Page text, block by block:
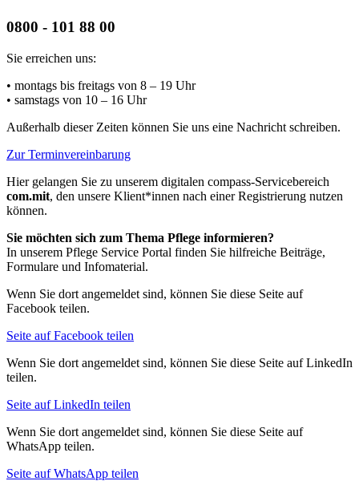
0800 - 101 88 00
Sie erreichen uns:
• montags bis freitags von 8 – 19 Uhr
• samstags von 10 – 16 Uhr
Außerhalb dieser Zeiten können Sie uns eine Nachricht schreiben.
Zur Terminvereinbarung
Hier gelangen Sie zu unserem digitalen compass-Servicebereich
com.mit, den unsere Klient*innen nach einer Registrierung nutzen
können.
Sie möchten sich zum Thema Pflege informieren?
In unserem Pflege Service Portal finden Sie hilfreiche Beiträge,
Formulare und Infomaterial.
Wenn Sie dort angemeldet sind, können Sie diese Seite auf
Facebook teilen.
Seite auf Facebook teilen
Wenn Sie dort angemeldet sind, können Sie diese Seite auf LinkedIn
teilen.
Seite auf LinkedIn teilen
Wenn Sie dort angemeldet sind, können Sie diese Seite auf
WhatsApp teilen.
Seite auf WhatsApp teilen